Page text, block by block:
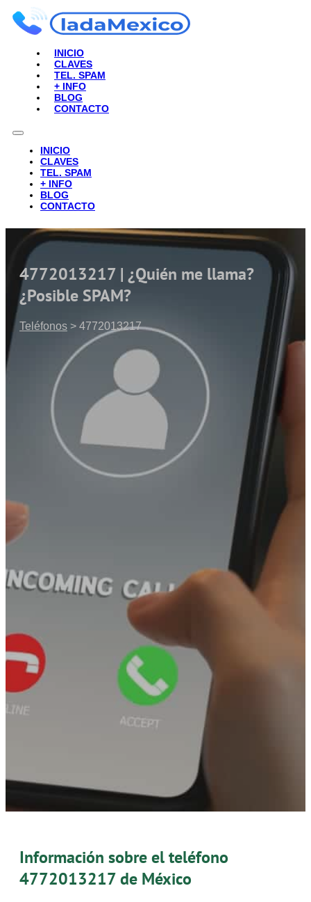
INICIO
CLAVES
TEL. SPAM
+ INFO
BLOG
CONTACTO
INICIO
CLAVES
TEL. SPAM
+ INFO
BLOG
CONTACTO
4772013217 | ¿Quién me llama?
¿Posible SPAM?
Teléfonos > 4772013217
Información sobre el teléfono
4772013217de México